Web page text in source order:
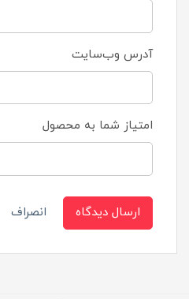
آدرس وب‌سایت
امتیاز شما به محصول
ارسال دیدگاه انصراف